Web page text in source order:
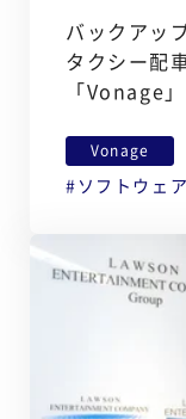
バックアッ
タクシー配
「Vonage
Vonage
ソフトウェ